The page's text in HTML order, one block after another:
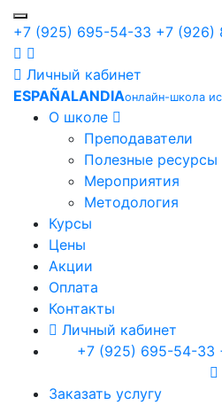
+7 (925) 695-54-33 +7 (926)
Личный кабинет
ESPAÑALANDIAонлайн-школа
О школе
Преподаватели
Полезные ресурсы
Мероприятия
Методология
Курсы
Цены
Акции
Оплата
Контакты
Личный кабинет
+7 (925) 695-54-33
Заказать услугу